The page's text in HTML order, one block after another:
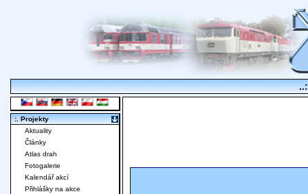
:. Projekty
Aktuality
Články
Atlas drah
Fotogalerie
Kalendář akcí
Přihlášky na akce